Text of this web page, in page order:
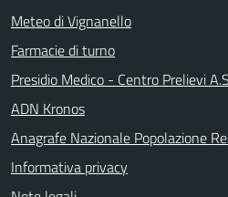
Meteo di Vignanello
Farmacie di turno
Presidio Medico - Centro Prelievi
ADN Kronos
Anagrafe Nazionale Popolazione
Informativa privacy